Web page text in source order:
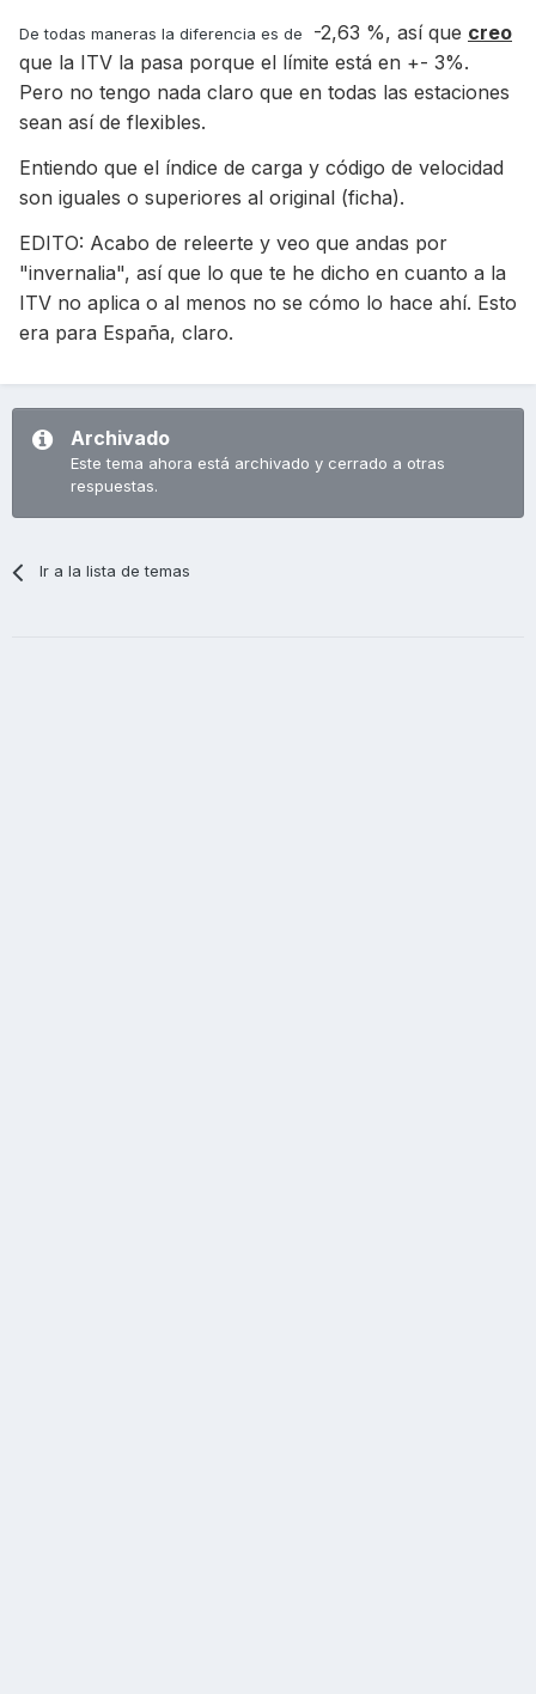
De todas maneras la diferencia es de -2,63 %, así que creo
que la ITV la pasa porque el límite está en +- 3%.
Pero no tengo nada claro que en todas las estaciones
sean así de flexibles.
Entiendo que el índice de carga y código de velocidad
son iguales o superiores al original (ficha).
EDITO: Acabo de releerte y veo que andas por
"invernalia", así que lo que te he dicho en cuanto a la
ITV no aplica o al menos no se cómo lo hace ahí. Esto
era para España, claro.
Archivado
Este tema ahora está archivado y cerrado a otras
respuestas.
Ir a la lista de temas